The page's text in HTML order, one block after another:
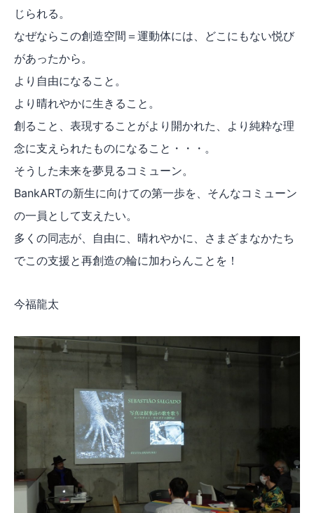
じられる。
なぜならこの創造空間＝運動体には、どこにもない悦び
があったから。
より自由になること。
より晴れやかに生きること。
創ること、表現することがより開かれた、より純粋な理
念に支えられたものになること・・・。
そうした未来を夢見るコミューン。
BankARTの新生に向けての第一歩を、そんなコミューン
の一員として支えたい。
多くの同志が、自由に、晴れやかに、さまざまなかたち
でこの支援と再創造の輪に加わらんことを！
今福龍太